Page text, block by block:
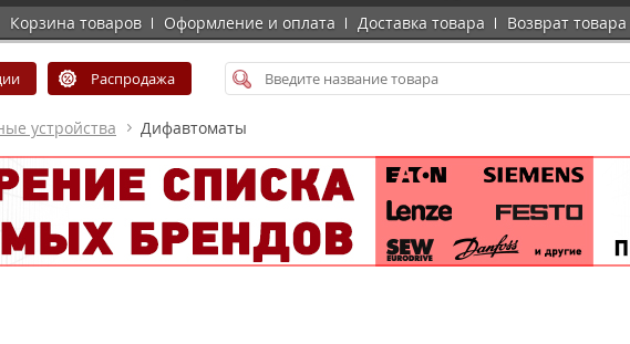
Корзина товаров Оформление и оплата Доставка товара Возврат товара
Распродажа
устройства Дифавтоматы